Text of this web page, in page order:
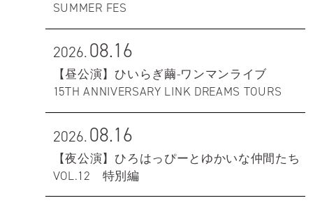
SUMMER FES
2026.08.16
【昼公演】ひいらぎ繭-ワンマンライブ
15TH ANNIVERSARY LINK DREAMS TOURS
2026.08.16
【夜公演】ひろはっぴーとゆかいな仲間たち
VOL.12 特別編